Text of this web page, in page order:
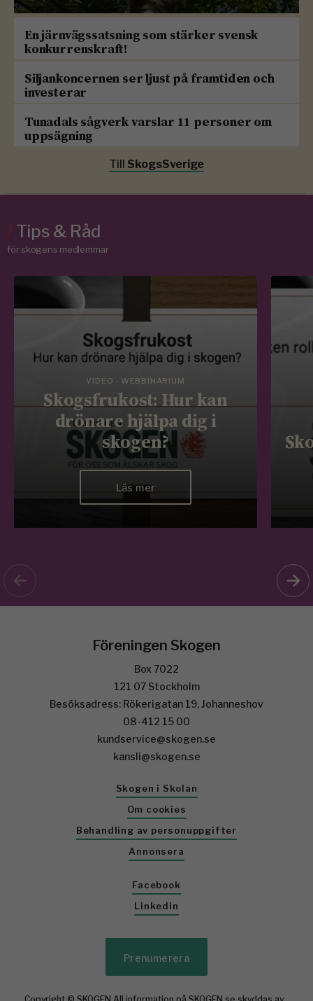
En järnvägssatsning som stärker svensk
konkurrenskraft!
Siljankoncernen ser ljust på framtiden och
investerar
Tunadals sågverk varslar 11 personer om
uppsägning
Till SkogsSverige
/Tips & Råd
för skogens medlemmar
VIDEO - WEBBINARIUM
Skogsfrukost: Hur kan
drönare hjälpa dig i
skogen?
Läs mer
Föreningen Skogen
Box 7022
121 07 Stockholm
Besöksadress: Rökerigatan 19, Johanneshov
08-412 15 00
kundservice@skogen.se
kansli@skogen.se
Skogen i Skolan
Om cookies
Behandling av personuppgifter
Annonsera
Facebook
Linkedin
Prenumerera